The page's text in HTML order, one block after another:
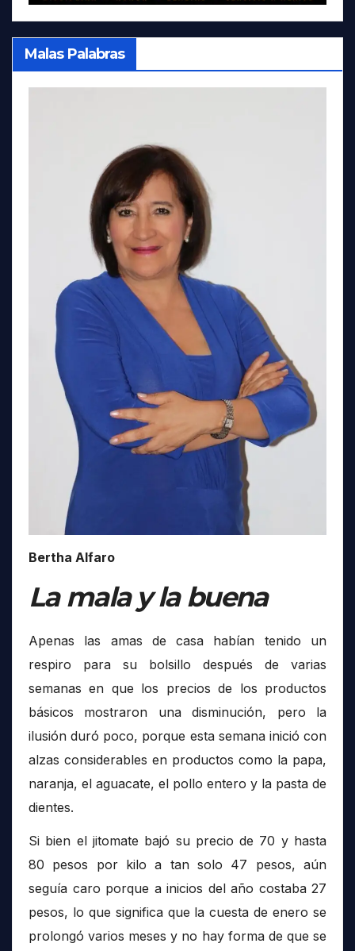
Malas Palabras
Bertha Alfaro
La mala y la buena
Apenas las amas de casa habían tenido un
respiro para su bolsillo después de varias
semanas en que los precios de los productos
básicos mostraron una disminución, pero la
ilusión duró poco, porque esta semana inició con
alzas considerables en productos como la papa,
naranja, el aguacate, el pollo entero y la pasta de
dientes.
Si bien el jitomate bajó su precio de 70 y hasta
80 pesos por kilo a tan solo 47 pesos, aún
seguía caro porque a inicios del año costaba 27
pesos, lo que significa que la cuesta de enero se
prolongó varios meses y no hay forma de que se